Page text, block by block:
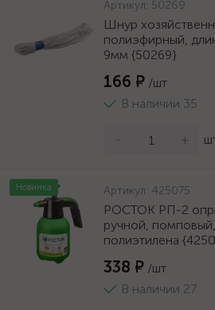
Артикул: 50269
Шнур
полиэфирный,
9мм {50269}
166 ₽ /шт
В наличии 35
- +
Новинка Артикул: 425075
РОСТОК РП-2
ручной,
полиэтилена
338 ₽ /шт
В наличии 27